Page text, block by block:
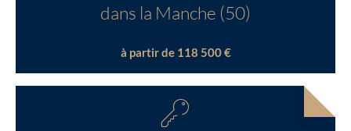
dans la Manche (50)
à partir de 118 500 €